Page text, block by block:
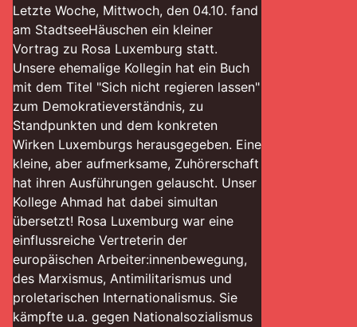
Letzte Woche, Mittwoch, den 04.10. fand
am StadtseeHäuschen ein kleiner
Vortrag zu Rosa Luxemburg statt.
Unsere ehemalige Kollegin hat ein Buch
mit dem Titel "Sich nicht regieren lassen"
zum Demokratieverständnis, zu
Standpunkten und dem konkreten
Wirken Luxemburgs herausgegeben. Eine
kleine, aber aufmerksame, Zuhörerschaft
hat ihren Ausführungen gelauscht. Unser
Kollege Ahmad hat dabei simultan
übersetzt! Rosa Luxemburg war eine
einflussreiche Vertreterin der
europäischen Arbeiter:innenbewegung,
des Marxismus, Antimilitarismus und
proletarischen Internationalismus. Sie
kämpfte u.a. gegen Nationalsozialismus